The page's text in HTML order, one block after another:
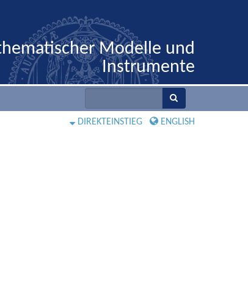
Modelle und
Instrumente
DIREKTEINSTIEG ENGLISH